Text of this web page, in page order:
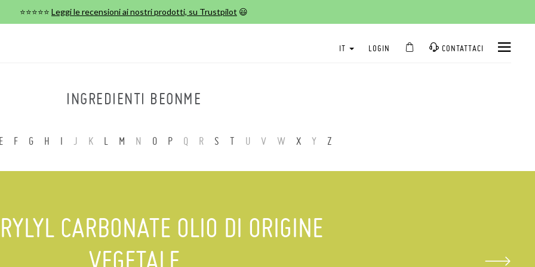
⭐⭐⭐⭐⭐ Leggi le recensioni ai nostri prodotti, su Trustpilot 😃
IT LOGIN CONTATTACI
INGREDIENTI BEONME
E F G H I J K L M N O P Q R S T U V W X Y Z
CARBONATE OLIO DI ORIGINE
VEGETALE